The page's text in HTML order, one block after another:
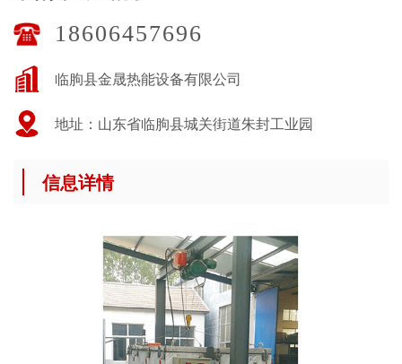
18606457696
临朐县金晟热能设备有限公司
地址：山东省临朐县城关街道朱封工业园
信息详情